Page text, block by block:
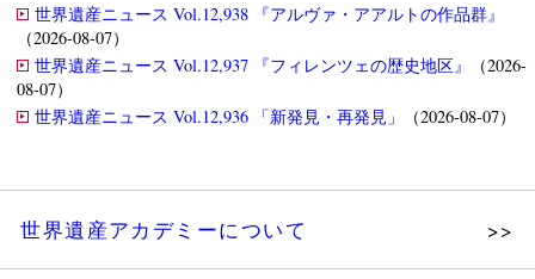
世界遺産ニュース Vol.12,938 『アルヴァ・アアルトの作品群』
（2026-08-07）
世界遺産ニュース Vol.12,937 『フィレンツェの歴史地区』
（2026-
08-07）
世界遺産ニュース Vol.12,936 「新発見・再発見」
（2026-08-07）
世界遺産アカデミーについて